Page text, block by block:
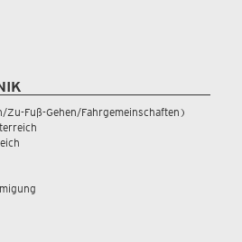
Fuß-Gehen/Fahrgemeinschaften)